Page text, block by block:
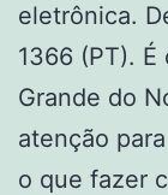
eletrônica.
1366 (PT).
Grande do
atenção
o que fazer